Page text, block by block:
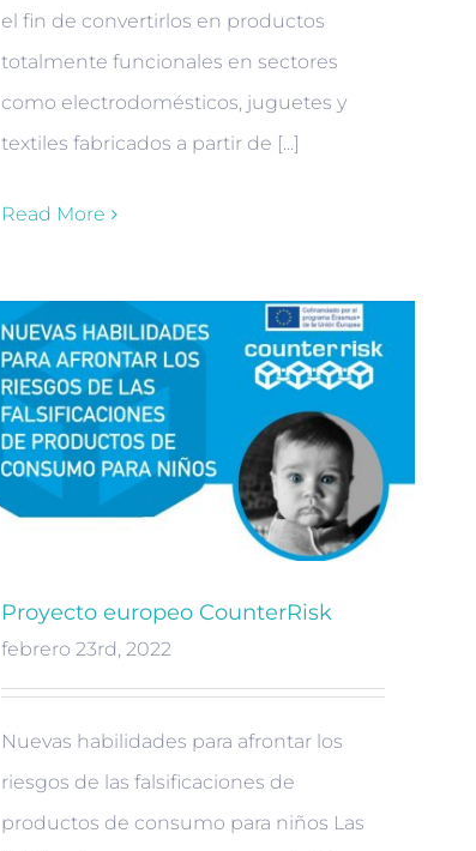
el fin de convertirlos en productos
totalmente funcionales en sectores
como electrodomésticos, juguetes y
textiles fabricados a partir de [...]
Read More
Proyecto europeo CounterRisk
febrero 23rd, 2022
Nuevas habilidades para afrontar los
riesgos de las falsificaciones de
productos de consumo para niños Las